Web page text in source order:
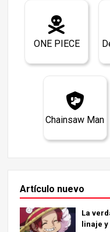
ONE PIECE
Chainsaw Man
Artículo nuevo
La
linaje